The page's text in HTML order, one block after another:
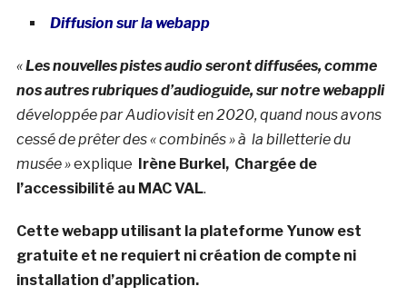
Diffusion sur la webapp
«Les nouvelles pistes audio seront diffusées, comme
nos autres rubriques d’audioguide, sur notre webappli
développée par Audiovisit en 2020, quand nous avons
cessé de prêter des « combinés » à la billetterie du
musée »explique Irène Burkel, Chargée de
l’accessibilité au MAC VAL.
Cette webapp utilisant la plateforme Yunow est
gratuite et ne requiert ni création de compte ni
installation d’application.